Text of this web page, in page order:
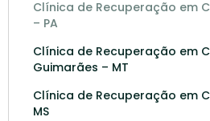
Clínica de Recuperação em
– PA
Clínica de Recuperação em
Guimarães – MT
Clínica de Recuperação em
MS